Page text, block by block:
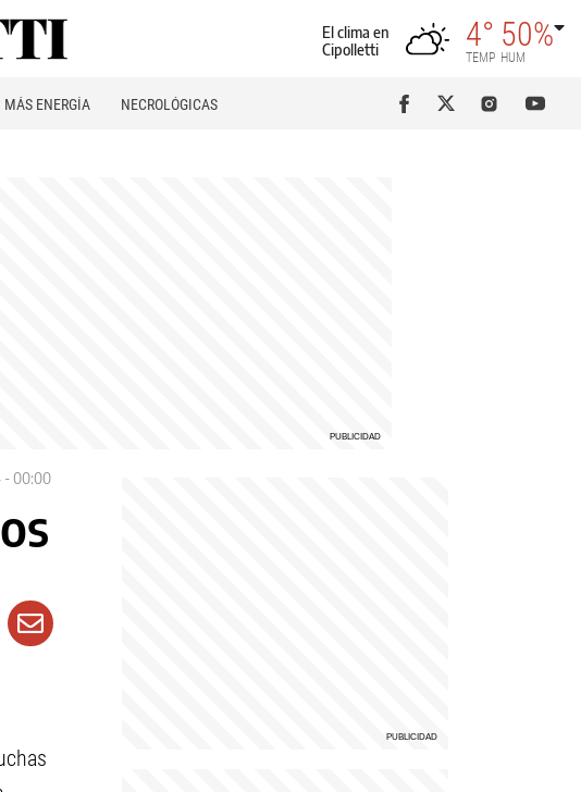
El clima en
Cipolletti
4°
TEMP
50%
HUM
MÁS ENERGÍA NECROLÓGICAS
- 00:00